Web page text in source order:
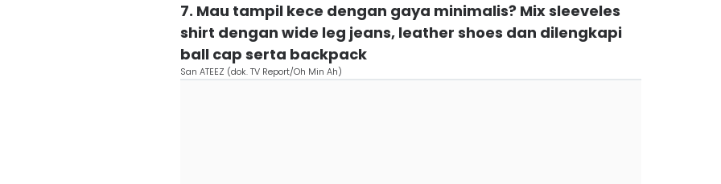
7. Mau tampil kece dengan gaya minimalis? Mix sleeveles
shirt dengan wide leg jeans, leather shoes dan dilengkapi
ball cap serta backpack
San ATEEZ (dok. TV Report/Oh Min Ah)